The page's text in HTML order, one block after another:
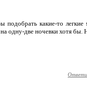
подобрать какие-то
одну-две ночевки хотя бы.